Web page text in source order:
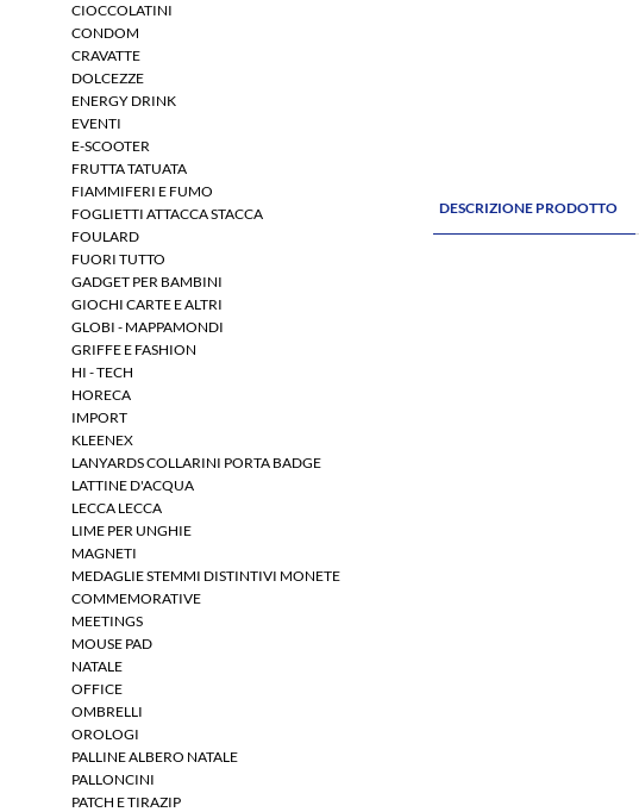
DESCRIZIONE PRODOTTO
CIOCCOLATINI
CONDOM
CRAVATTE
DOLCEZZE
ENERGY DRINK
EVENTI
E-SCOOTER
FRUTTA TATUATA
FIAMMIFERI E FUMO
FOGLIETTI ATTACCA STACCA
FOULARD
FUORI TUTTO
GADGET PER BAMBINI
GIOCHI CARTE E ALTRI
GLOBI - MAPPAMONDI
GRIFFE E FASHION
HI - TECH
HORECA
IMPORT
KLEENEX
LANYARDS COLLARINI PORTA BADGE
LATTINE D'ACQUA
LECCA LECCA
LIME PER UNGHIE
MAGNETI
MEDAGLIE STEMMI DISTINTIVI MONETE
COMMEMORATIVE
MEETINGS
MOUSE PAD
NATALE
OFFICE
OMBRELLI
OROLOGI
PALLINE ALBERO NATALE
PALLONCINI
PATCH E TIRAZIP